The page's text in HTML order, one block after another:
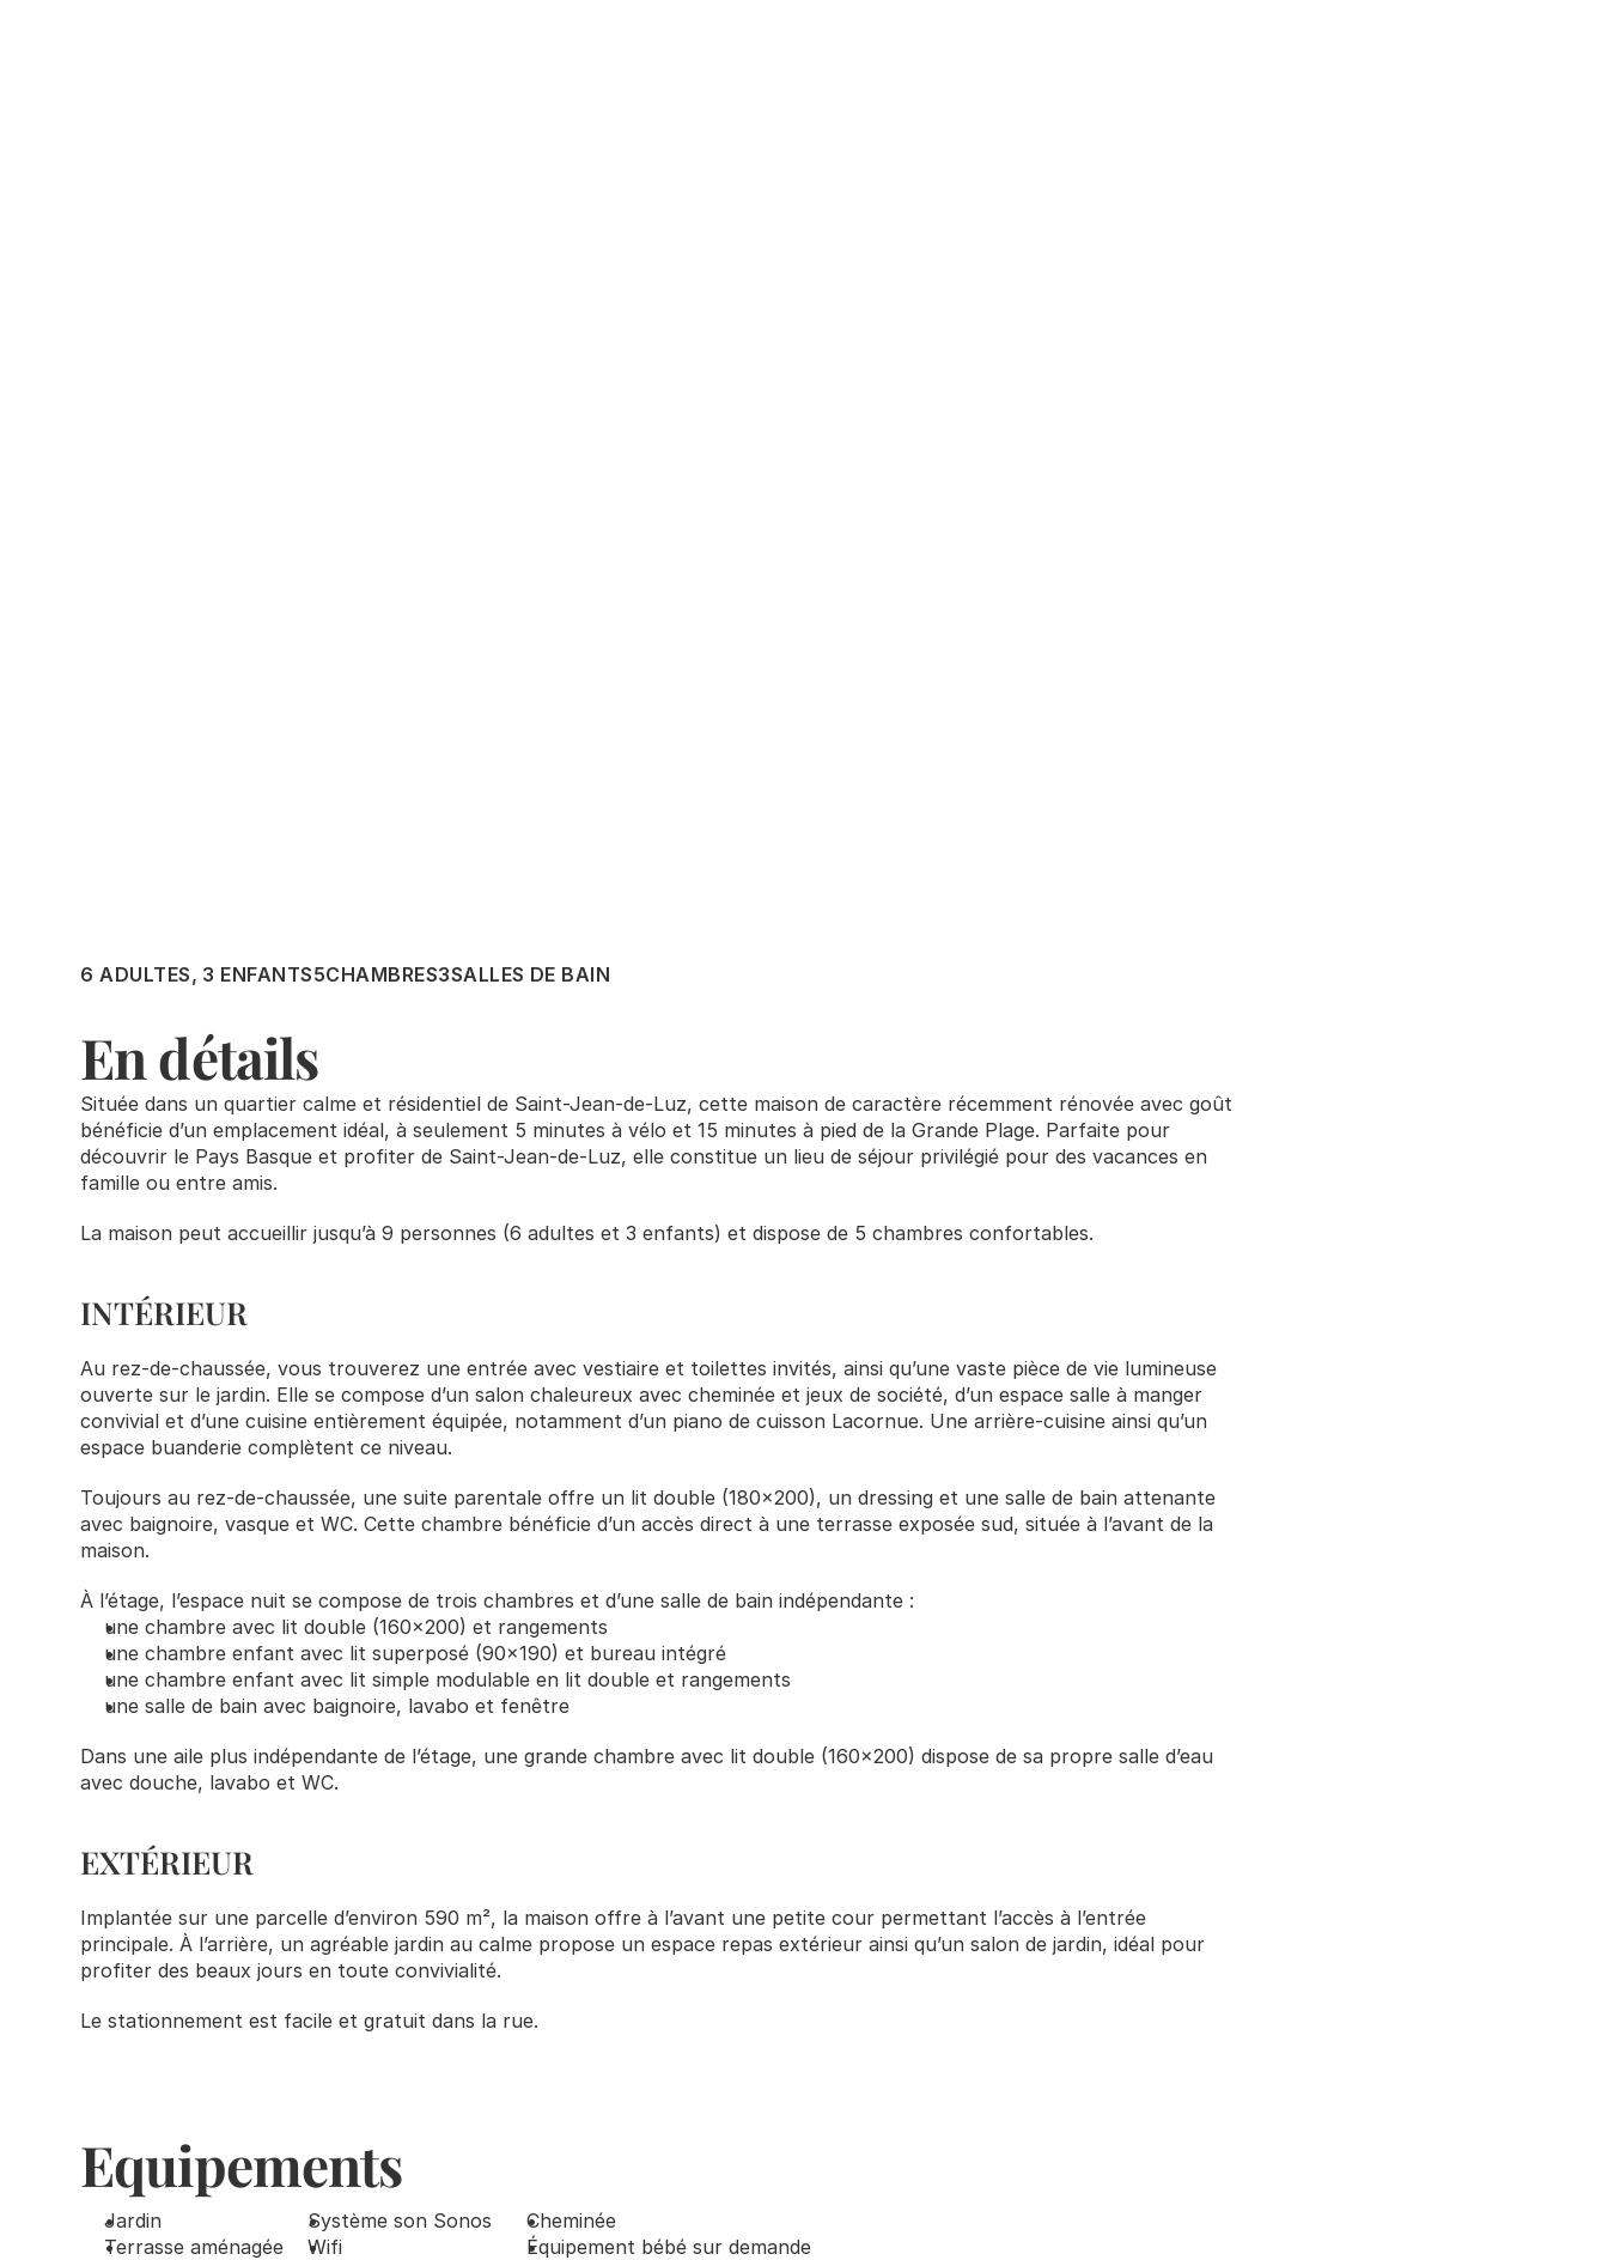
6 ADULTES, 3 ENFANTS5CHAMBRES3SALLES DE BAIN
En détails
Située dans un quartier calme et résidentiel de Saint-Jean-de-Luz, cette maison de caractère récemment rénovée avec goût
bénéficie d’un emplacement idéal, à seulement 5 minutes à vélo et 15 minutes à pied de la Grande Plage. Parfaite pour
découvrir le Pays Basque et profiter de Saint-Jean-de-Luz, elle constitue un lieu de séjour privilégié pour des vacances en
famille ou entre amis.
La maison peut accueillir jusqu’à 9 personnes (6 adultes et 3 enfants) et dispose de 5 chambres confortables.
INTÉRIEUR
Au rez-de-chaussée, vous trouverez une entrée avec vestiaire et toilettes invités, ainsi qu’une vaste pièce de vie lumineuse
ouverte sur le jardin. Elle se compose d’un salon chaleureux avec cheminée et jeux de société, d’un espace salle à manger
convivial et d’une cuisine entièrement équipée, notamment d’un piano de cuisson Lacornue. Une arrière-cuisine ainsi qu’un
espace buanderie complètent ce niveau.
Toujours au rez-de-chaussée, une suite parentale offre un lit double (180x200), un dressing et une salle de bain attenante
avec baignoire, vasque et WC. Cette chambre bénéficie d’un accès direct à une terrasse exposée sud, située à l’avant de la
maison.
À l’étage, l’espace nuit se compose de trois chambres et d’une salle de bain indépendante :
une chambre avec lit double (160x200) et rangements
une chambre enfant avec lit superposé (90x190) et bureau intégré
une chambre enfant avec lit simple modulable en lit double et rangements
une salle de bain avec baignoire, lavabo et fenêtre
Dans une aile plus indépendante de l’étage, une grande chambre avec lit double (160x200) dispose de sa propre salle d’eau
avec douche, lavabo et WC.
EXTÉRIEUR
Implantée sur une parcelle d’environ 590 m², la maison offre à l’avant une petite cour permettant l’accès à l’entrée
principale. À l’arrière, un agréable jardin au calme propose un espace repas extérieur ainsi qu’un salon de jardin, idéal pour
profiter des beaux jours en toute convivialité.
Le stationnement est facile et gratuit dans la rue.
Equipements
Jardin
Terrasse aménagée
Système son Sonos
Wifi
Cheminée
Équipement bébé sur demande